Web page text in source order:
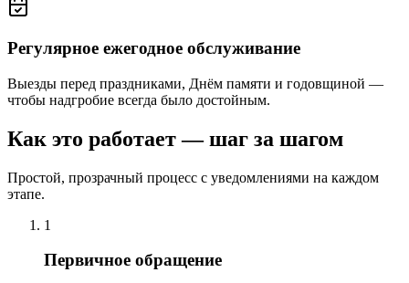
Регулярное ежегодное обслуживание
Выезды перед праздниками, Днём памяти и годовщиной —
чтобы надгробие всегда было достойным.
Как это работает — шаг за шагом
Простой, прозрачный процесс с уведомлениями на каждом
этапе.
1
Первичное обращение